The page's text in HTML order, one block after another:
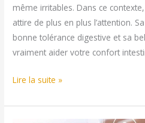
même irritables. Dans ce
attire de plus en plus l’attention.
bonne tolérance digestive et sa
vraiment aider votre confort
Magnésium
:
Lire la suite »